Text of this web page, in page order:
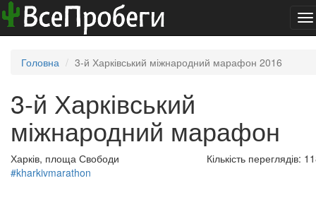
Головна 3-й Харківський міжнародний марафон 2016
3-й Харківський
міжнародний марафон
Харків, площа Свободи
Кількість переглядів:
#kharkivmarathon